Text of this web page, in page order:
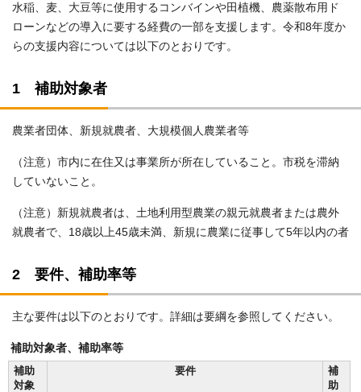
水稲、麦、大豆等に使用するコンバインや田植機、農薬散布用ド
ローンなどの導入に要する経費の一部を支援します。令和8年度か
らの支援内容については以下のとおりです。
1 補助対象者
農業者団体、新規就農者、大規模個人農業者等
（注意）市内に在住又は事業所が所在していること。市税を滞納
していないこと。
（注意）新規就農者は、土地利用型農業の親元就農者または農外
就農者で、18歳以上45歳未満、新規に農業に従事して5年以内の者
2 要件、補助率等
主な要件は以下のとおりです。詳細は要綱を参照してください。
補助対象者、補助率等
補助
対象
要件
補
助